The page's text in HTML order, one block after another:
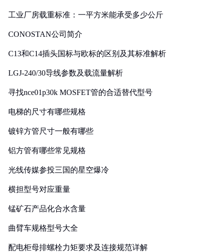
工业厂房载重标准：一平方米能承受多少公斤
CONOSTAN公司简介
C13和C14插头国标与欧标的区别及其标准解析
LGJ-240/30导线参数及载流量解析
寻找nce01p30k MOSFET管的合适替代型号
电梯的尺寸有哪些规格
镀锌方管尺寸一般有哪些
铝方管有哪些常见规格
光线传媒参投三国的星空爆冷
横担型号对应重量
锰矿石产品化合水含量
曲臂车规格型号大全
配电柜母排螺栓力矩要求及连接规范详解